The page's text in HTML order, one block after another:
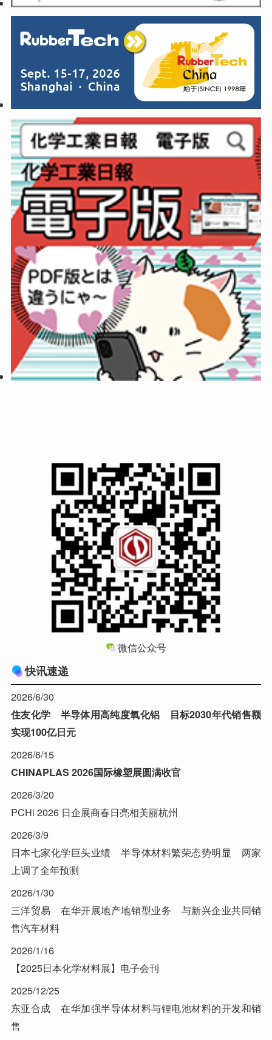
微信公众号
快讯速递
2026/6/30
住友化学 半导体用高纯度氧化铝 目标2030年代销售额
实现100亿日元
2026/6/15
CHINAPLAS 2026国际橡塑展圆满收官
2026/3/20
PCHi 2026 日企展商春日亮相美丽杭州
2026/3/9
日本七家化学巨头业绩 半导体材料繁荣态势明显 两家
上调了全年预测
2026/1/30
三洋贸易 在华开展地产地销型业务 与新兴企业共同销
售汽车材料
2026/1/16
【2025日本化学材料展】电子会刊
2025/12/25
东亚合成 在华加强半导体材料与锂电池材料的开发和销
售